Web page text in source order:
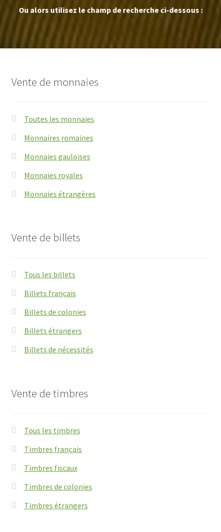
Ou alors utilisez le champ de recherche ci-dessous :
Vente de monnaies
Toutes les monnaies
Monnaires romaines
Monnaies gauloises
Monnaies royales
Monnaies étrangères
Vente de billets
Tous les billets
Billets français
Billets de colonies
Billets étrangers
Billets de nécessités
Vente de timbres
Tous les timbres
Timbres français
Timbres fiscaux
Timbres de colonies
Timbres étrangers